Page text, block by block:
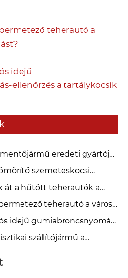
teherautó a
idejű
ellenőrzés a tartálykocsik
eredeti gyártóját
szerelt daru
szállítják a
szemeteskocsi
számára
át a hűtött teherautók a
teherautó a városi
idejű gumiabroncsnyomás-
biztonságát?
szállítójármű a